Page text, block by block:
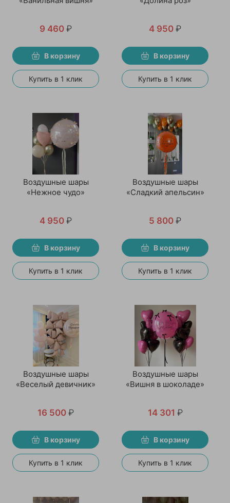
9 460 ₽
В корзину
Купить в 1 клик
4 950 ₽
В корзину
Купить в 1 клик
Воздушные шары
«Нежное чудо»
4 950 ₽
В корзину
Купить в 1 клик
Воздушные шары
«Сладкий апельсин»
5 800 ₽
В корзину
Купить в 1 клик
Воздушные шары
«Веселый девичник»
16 500 ₽
В корзину
Купить в 1 клик
Воздушные шары
«Вишня в шоколаде»
14 301 ₽
В корзину
Купить в 1 клик